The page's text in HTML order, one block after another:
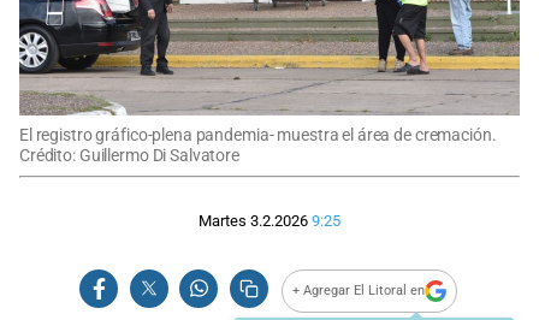
El registro gráfico-plena pandemia- muestra el área de cremación.
Crédito: Guillermo Di Salvatore
Martes 3.2.2026 9:25
+ Agregar El Litoral en